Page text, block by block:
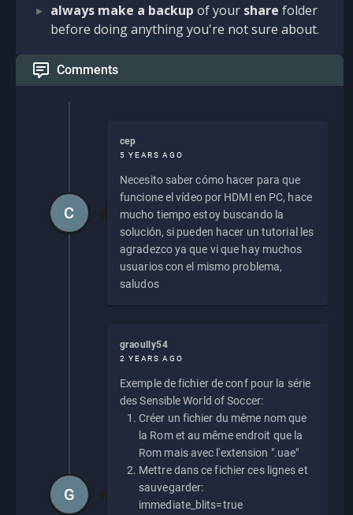
always make a backup of your share folder
before doing anything you're not sure about.
Comments
cep
5 YEARS AGO
Necesito saber cómo hacer para que
funcione el vídeo por HDMI en PC, hace
mucho tiempo estoy buscando la
solución, si pueden hacer un tutorial les
agradezco ya que vi que hay muchos
usuarios con el mismo problema,
saludos
C
graoully54
2 YEARS AGO
Exemple de fichier de conf pour la série
des Sensible World of Soccer:
Créer un fichier du même nom que
la Rom et au même endroit que la
Rom mais avec l'extension ".uae"
Mettre dans ce fichier ces lignes et
sauvegarder:
immediate_blits=true
G